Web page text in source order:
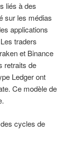
liés à des
sur les médias
applications
traders
et Binance
retraits de
Ledger ont
Ce modèle de
cycles de